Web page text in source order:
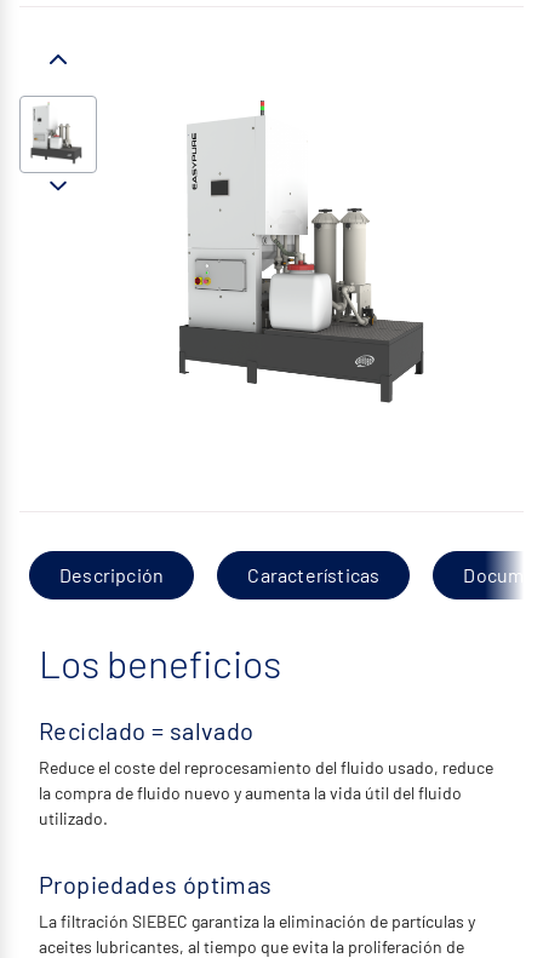
Descripción Características
Los beneficios
Reciclado = salvado
Reduce el coste del reprocesamiento del fluido usado, reduce
la compra de fluido nuevo y aumenta la vida útil del fluido
utilizado.
Propiedades óptimas
La filtración SIEBEC garantiza la eliminación de partículas y
aceites lubricantes, al tiempo que evita la proliferación de